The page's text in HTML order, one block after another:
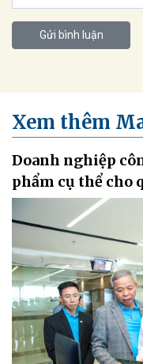
Gửi bình luận
Xem thêm
Doanh nghiệp
phẩm cụ thể cho